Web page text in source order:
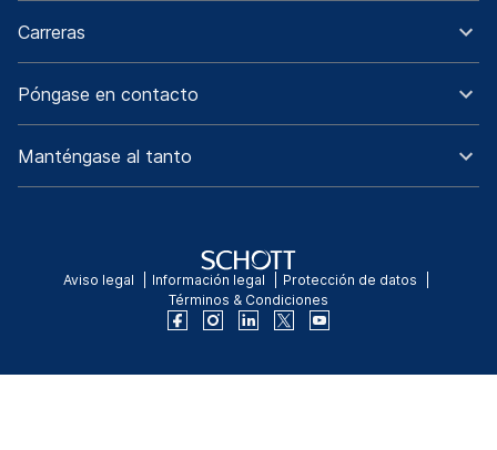
Carreras
Póngase en contacto
Manténgase al tanto
Aviso legal Información legal
Protección de datos
Términos & Condiciones